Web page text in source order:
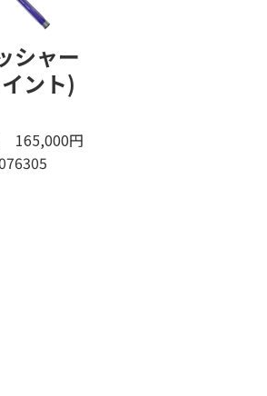
シャー
ント)
165,000円